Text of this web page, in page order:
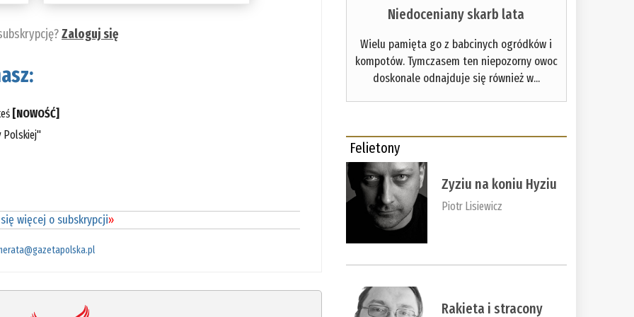
Zaloguj się
[NOWOŚĆ]
Polskiej"
więcej o subskrypcji»
Niedoceniany skarb lata
Wielu pamięta go z babcinych ogródków i
kompotów. Tymczasem ten niepozorny owoc
doskonale odnajduje się również w...
Felietony
Zyziu na koniu Hyziu
Piotr Lisiewicz
Rakieta i stracony